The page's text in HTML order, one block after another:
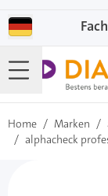
Home / Marken /
/ alphacheck